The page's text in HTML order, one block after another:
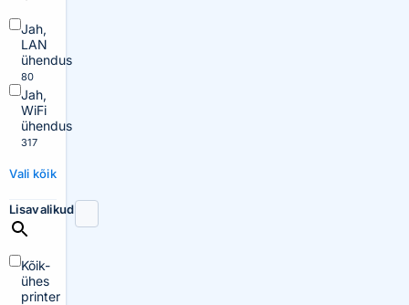
Jah,
LAN
ühendus
80
Jah,
WiFi
ühendus
317
Vali kõik
Lisavalikud
Kõik-
ühes
printer